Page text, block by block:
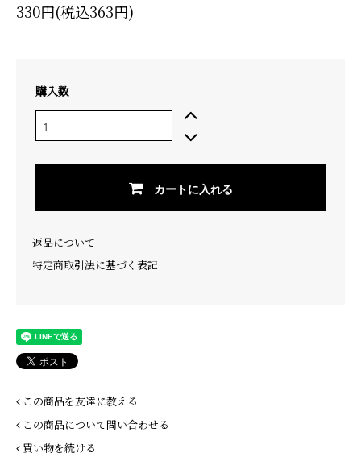
330円(税込363円)
購入数
カートに入れる
返品について
特定商取引法に基づく表記
この商品を友達に教える
この商品について問い合わせる
買い物を続ける